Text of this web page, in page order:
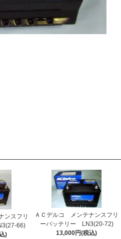
ンスフリ
66)
)
ＡＣデルコ メンテナンスフリ
ーバッテリー LN3(20-72)
13,000円(税込)